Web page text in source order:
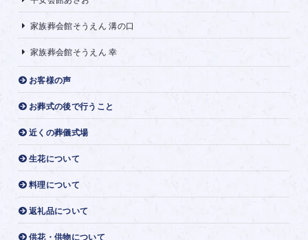
家族葬会館そうえん 溝の口
家族葬会館そうえん 幸
お客様の声
お葬式の後で行うこと
近くの葬儀式場
生花について
料理について
返礼品について
供花・供物について